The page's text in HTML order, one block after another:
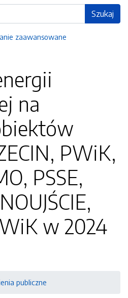
Szukaj
zaawansowane
na
PWiK,
PSSE,
w 2024
publiczne